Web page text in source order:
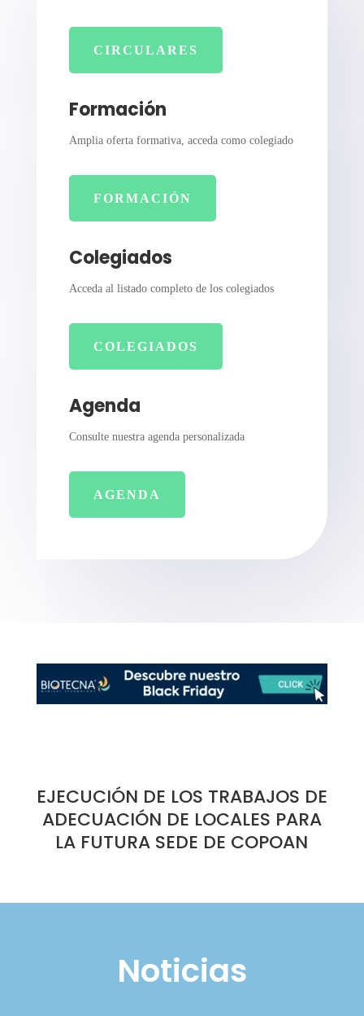
CIRCULARES
Formación
Amplia oferta formativa, acceda como colegiado
FORMACIÓN
Colegiados
Acceda al listado completo de los colegiados
COLEGIADOS
Agenda
Consulte nuestra agenda personalizada
AGENDA
EJECUCIÓN DE LOS TRABAJOS DE
ADECUACIÓN DE LOCALES PARA
LA FUTURA SEDE DE COPOAN
Noticias